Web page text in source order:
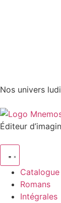
Nos univers
Éditeur
Catalogue
Romans
Intégrales